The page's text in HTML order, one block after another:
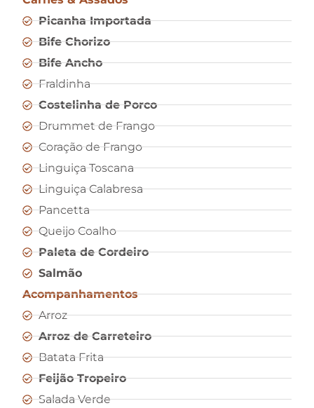
Picanha Importada
Bife Chorizo
Bife Ancho
Fraldinha
Costelinha de Porco
Drummet de Frango
Coração de Frango
Linguiça Toscana
Linguiça Calabresa
Pancetta
Queijo Coalho
Paleta de Cordeiro
Salmão
Acompanhamentos
Arroz
Arroz de Carreteiro
Batata Frita
Feijão Tropeiro
Salada Verde